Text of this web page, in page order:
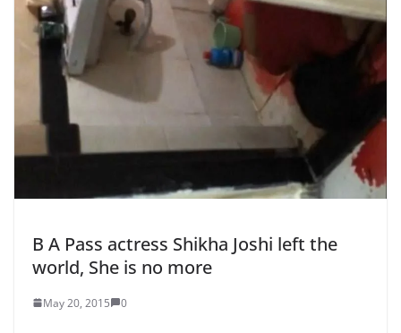
B A Pass actress Shikha Joshi left the
world, She is no more
May 20, 2015 0